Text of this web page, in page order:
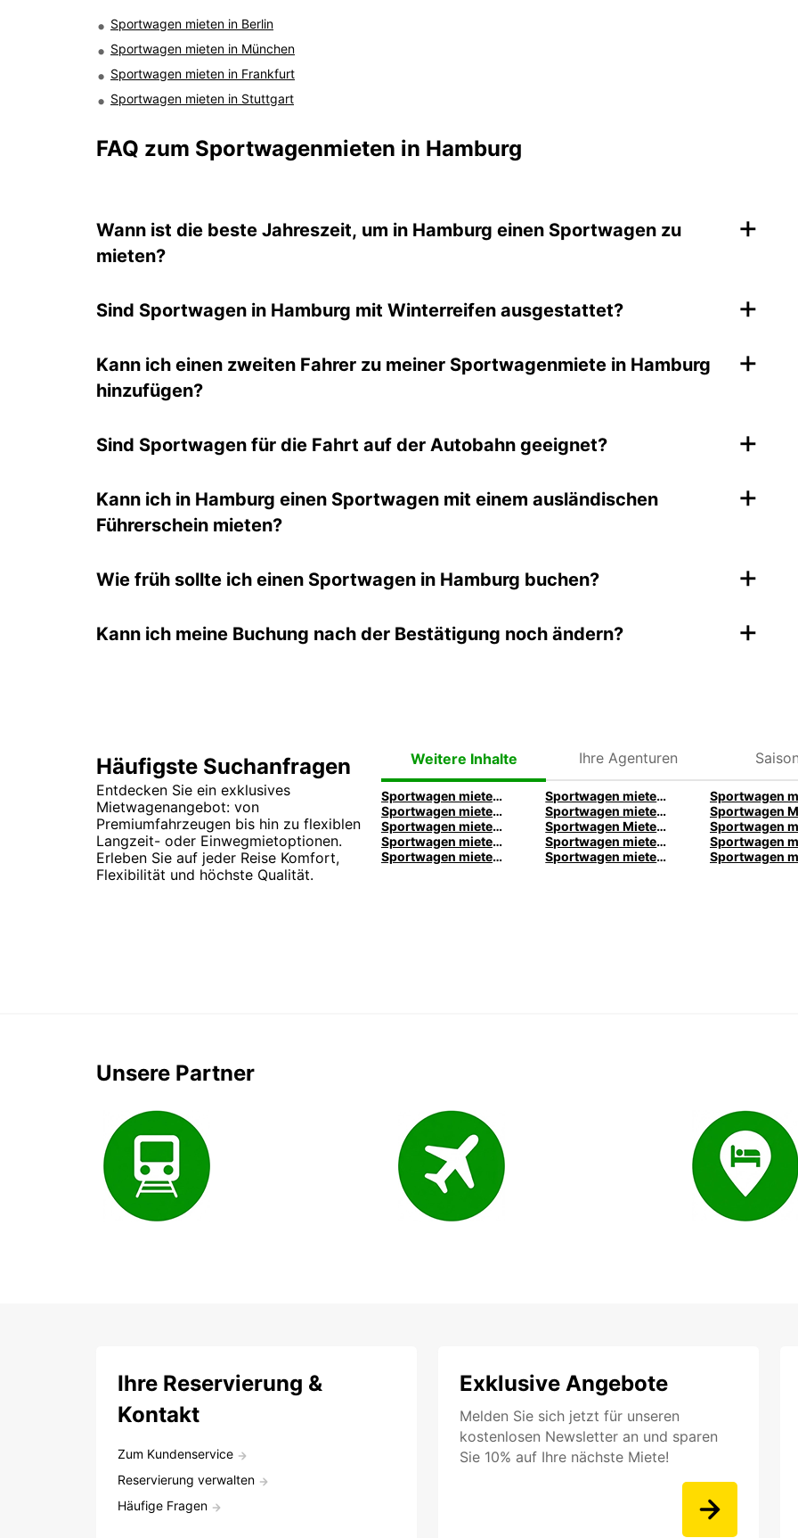
Sportwagen mieten in Berlin
Sportwagen mieten in München
Sportwagen mieten in Frankfurt
Sportwagen mieten in Stuttgart
FAQ zum Sportwagenmieten in Hamburg
Wann ist die beste Jahreszeit, um in Hamburg einen Sportwagen zu
mieten?
+
Sind Sportwagen in Hamburg mit Winterreifen ausgestattet? +
Kann ich einen zweiten Fahrer zu meiner Sportwagenmiete in Hamburg
hinzufügen?
+
Sind Sportwagen für die Fahrt auf der Autobahn geeignet? +
Kann ich in Hamburg einen Sportwagen mit einem ausländischen
Führerschein mieten?
+
Wie früh sollte ich einen Sportwagen in Hamburg buchen? +
Kann ich meine Buchung nach der Bestätigung noch ändern? +
Häufigste Suchanfragen
Entdecken Sie ein exklusives
Mietwagenangebot: von
Premiumfahrzeugen bis hin zu flexiblen
Langzeit- oder Einwegmietoptionen.
Erleben Sie auf jeder Reise Komfort,
Flexibilität und höchste Qualität.
Weitere Inhalte Ihre Agenturen
Sportwagen mieten in Zwickau | Europcar Sportwagen mieten in Zwickau | Europcar
Sportwagen mieten in Zwickau | Europcar
Sportwagen mieten in Zwickau | Europcar
Sportwagen mieten in Berlin von Europcar
Sportwagen Mieten in München von Europcar
Sportwagen mieten in Manchester bei Europcar
Sportwagen mieten in Dublin bei Europcar
Sportwagen mieten in Melbourne bei Europcar
Sportwagen mieten in Christchurch bei Europcar
Unsere Partner
Ihre Reservierung &
Kontakt
Zum Kundenservice
Reservierung verwalten
Häufige Fragen
Exklusive Angebote
Melden Sie sich jetzt für unseren
kostenlosen Newsletter an und sparen
Sie 10% auf Ihre nächste Miete!